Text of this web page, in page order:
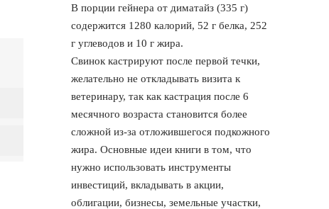
В порции гейнера от диматайз (335 г)
содержится 1280 калорий, 52 г белка, 252
г углеводов и 10 г жира.
Свинок кастрируют после первой течки,
желательно не откладывать визита к
ветеринару, так как кастрация после 6
месячного возраста становится более
сложной из-за отложившегося подкожного
жира. Основные идеи книги в том, что
нужно использовать инструменты
инвестиций, вкладывать в акции,
облигации, бизнесы, земельные участки,